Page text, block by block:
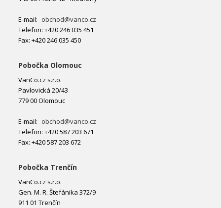
E-mail: obchod@vanco.cz
Telefon: +420 246 035 451
Fax: +420 246 035 450
Pobočka Olomouc
VanCo.cz s.r.o.
Pavlovická 20/43
779 00 Olomouc
E-mail: obchod@vanco.cz
Telefon: +420 587 203 671
Fax: +420 587 203 672
Pobočka Trenčín
VanCo.cz s.r.o.
Gen. M. R. Štefánika 372/9
911 01 Trenčín